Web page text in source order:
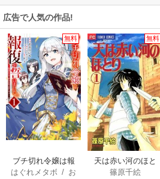
広告で人気の作品!
無料
ブチ切れ令嬢は報
復を誓いました。
はぐれメタボ / お
無料
天は赤い河のほと
り
篠原千絵